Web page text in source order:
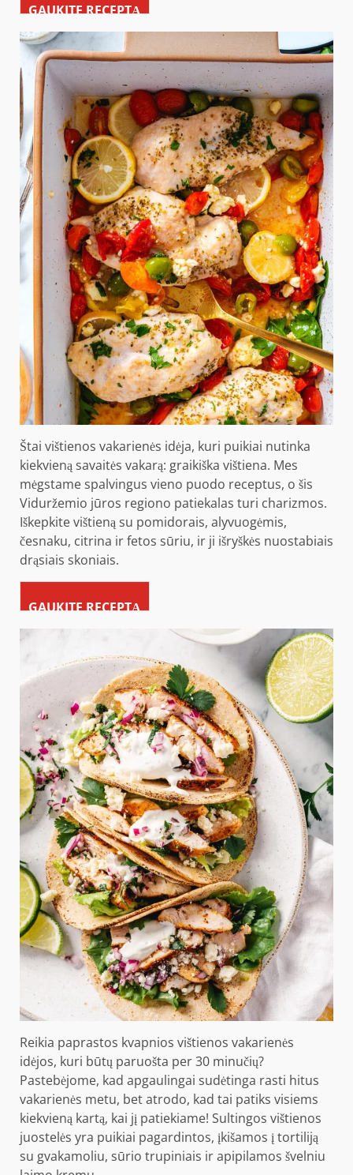
GAUKITE RECEPTĄ
Štai vištienos vakarienės idėja, kuri puikiai nutinka
kiekvieną savaitės vakarą: graikiška vištiena. Mes
mėgstame spalvingus vieno puodo receptus, o šis
Viduržemio jūros regiono patiekalas turi charizmos.
Iškepkite vištieną su pomidorais, alyvuogėmis,
česnaku, citrina ir fetos sūriu, ir ji išryškės nuostabiais
drąsiais skoniais.
GAUKITE RECEPTĄ
Reikia paprastos kvapnios vištienos vakarienės
idėjos, kuri būtų paruošta per 30 minučių?
Pastebėjome, kad apgaulingai sudėtinga rasti hitus
vakarienės metu, bet atrodo, kad tai patiks visiems
kiekvieną kartą, kai jį patiekiame! Sultingos vištienos
juostelės yra puikiai pagardintos, įkišamos į tortiliją
su gvakamoliu, sūrio trupiniais ir apipilamos švelniu